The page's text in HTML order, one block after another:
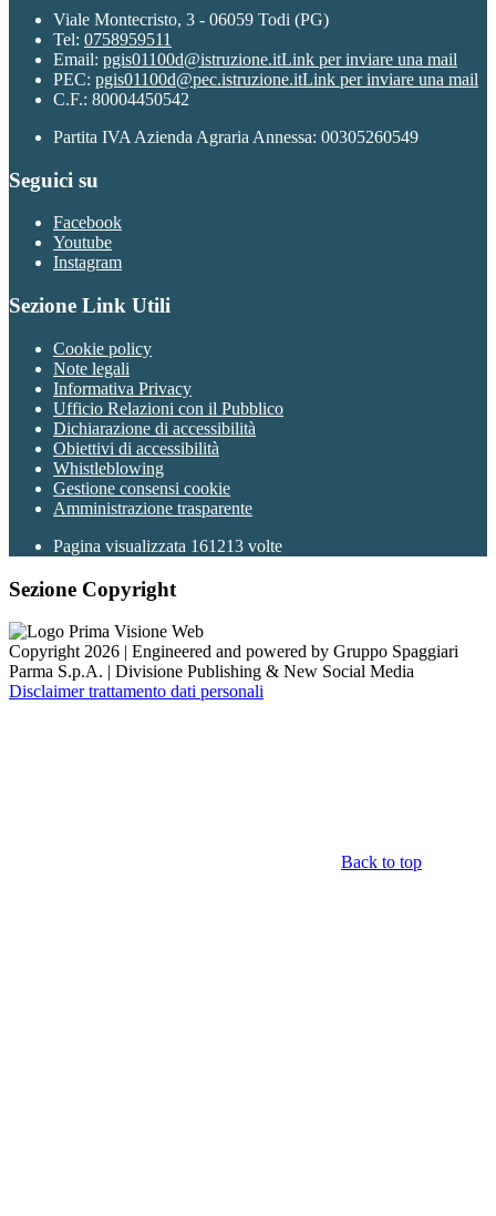
Viale Montecristo, 3 - 06059 Todi (PG)
Tel: 0758959511
Email: pgis01100d@istruzione.itLink per inviare una mail
PEC: pgis01100d@pec.istruzione.itLink per inviare una mail
C.F.: 80004450542
Partita IVA Azienda Agraria Annessa: 00305260549
Seguici su
Facebook
Youtube
Instagram
Sezione Link Utili
Cookie policy
Note legali
Informativa Privacy
Ufficio Relazioni con il Pubblico
Dichiarazione di accessibilità
Obiettivi di accessibilità
Whistleblowing
Gestione consensi cookie
Amministrazione trasparente
Pagina visualizzata 161213 volte
Sezione Copyright
Copyright 2026 | Engineered and powered by Gruppo Spaggiari
Parma S.p.A. | Divisione Publishing & New Social Media
Disclaimer trattamento dati personali
Back to top